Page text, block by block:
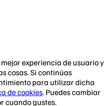
experiencia de usuario y
cosas. Si continúas
para utilizar dicha
de cookies. Puedes cambiar
cuando gustes.